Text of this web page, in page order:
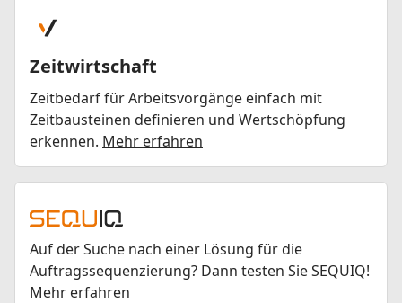
Zeitwirtschaft
Zeitbedarf für Arbeitsvorgänge einfach mit
Zeitbausteinen definieren und Wertschöpfung
erkennen. Mehr erfahren
Auf der Suche nach einer Lösung für die
Auftragssequenzierung? Dann testen Sie SEQUIQ!
Mehr erfahren